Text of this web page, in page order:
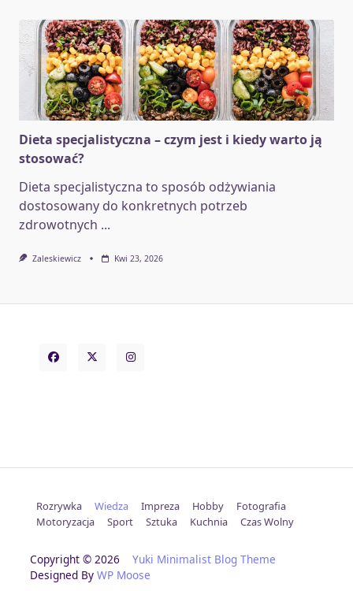
Dieta specjalistyczna – czym jest i kiedy warto ją
stosować?
Dieta specjalistyczna to sposób odżywiania
dostosowany do konkretnych potrzeb
zdrowotnych ...
Zaleskiewicz Kwi 23, 2026
Rozrywka Wiedza Impreza Hobby
Fotografia
Motoryzacja
Sport Sztuka Kuchnia Czas Wolny
Copyright © 2026 Yuki Minimalist Blog Theme
Designed By WP Moose